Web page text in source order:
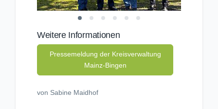
Weitere Informationen
Pressemeldung der Kreisverwaltung
Mainz-Bingen
von Sabine Maidhof